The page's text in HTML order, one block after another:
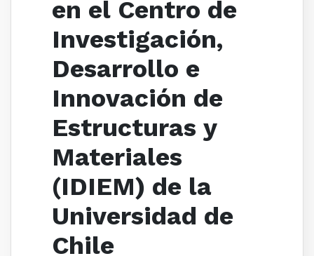
en el Centro de
Investigación,
Desarrollo e
Innovación de
Estructuras y
Materiales
(IDIEM) de la
Universidad de
Chile